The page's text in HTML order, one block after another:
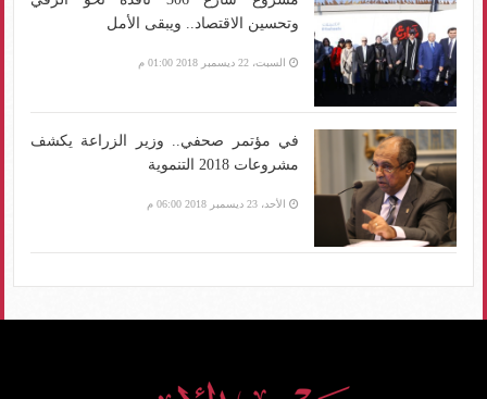
وتحسين الاقتصاد.. ويبقى الأمل
السبت، 22 ديسمبر 2018 01:00 م
في مؤتمر صحفي.. وزير الزراعة يكشف
مشروعات 2018 التنموية
الأحد، 23 ديسمبر 2018 06:00 م